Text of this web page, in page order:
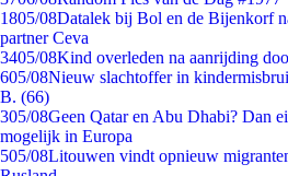
1805/08Datalek bij Bol en de Bijenkorf
partner Ceva
3405/08Kind overleden na aanrijding
605/08Nieuw slachtoffer in
B. (66)
305/08Geen Qatar en Abu Dhabi? Dan
mogelijk in Europa
505/08Litouwen vindt opnieuw